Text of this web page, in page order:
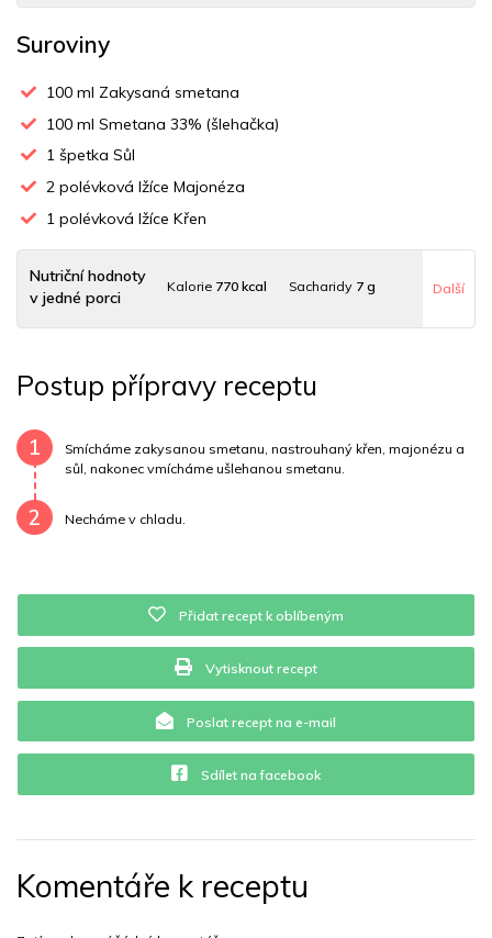
Suroviny
100 ml Zakysaná smetana
100 ml Smetana 33% (šlehačka)
1 špetka Sůl
2 polévková lžíce Majonéza
1 polévková lžíce Křen
Nutriční hodnoty
v jedné porci
Kalorie 770 kcal Sacharidy 7 g
Uhlovodany 4 g Cholesterol162 mg
Draslík 196.8 mg Vláknina 704 mg
Další
Postup přípravy receptu
1
Smícháme zakysanou smetanu, nastrouhaný křen, majonézu a
sůl, nakonec vmícháme ušlehanou smetanu.
2 Necháme v chladu.
Přidat recept k oblíbeným
Vytisknout recept
Poslat recept na e-mail
Sdílet na facebook
Komentáře k receptu